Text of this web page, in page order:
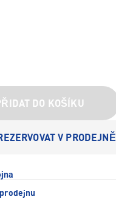
DO KOŠÍKU
V PRODEJNĚ